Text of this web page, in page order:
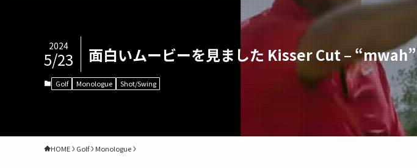
面白いムービーを見ました Kisser Cut – “mwah”
2024
5/23
Golf Monologue Shot/Swing
HOME Golf Monologue